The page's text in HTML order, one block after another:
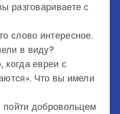
разговариваете с
слово интересное.
в виду?
когда евреи с
Что вы имели
добровольцем